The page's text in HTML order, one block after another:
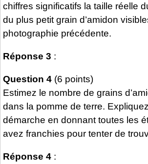
chiffres significatifs la taille réelle
du plus petit grain d’amidon
photographie précédente.
Réponse 3 :
Question 4 (6 points)
Estimez le nombre de grains
dans la pomme de terre.
démarche en donnant toutes les
avez franchies pour tenter de
Réponse 4 :